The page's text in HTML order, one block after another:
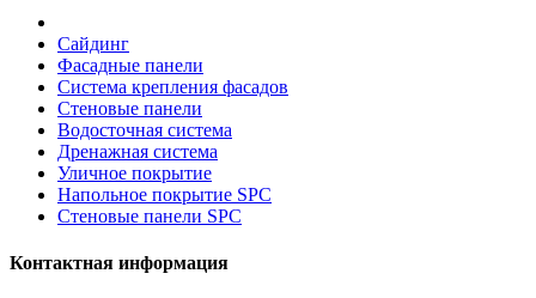
Сайдинг
Фасадные панели
Система крепления фасадов
Стеновые панели
Водосточная система
Дренажная система
Уличное покрытие
Напольное покрытие SPC
Стеновые панели SPC
Контактная информация